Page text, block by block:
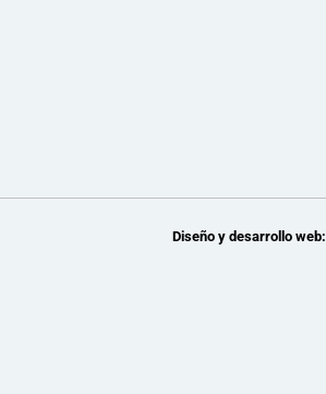
Diseño y desarrollo web: